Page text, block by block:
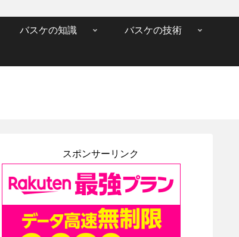
バスケの知識 バスケの技術
スポンサーリンク